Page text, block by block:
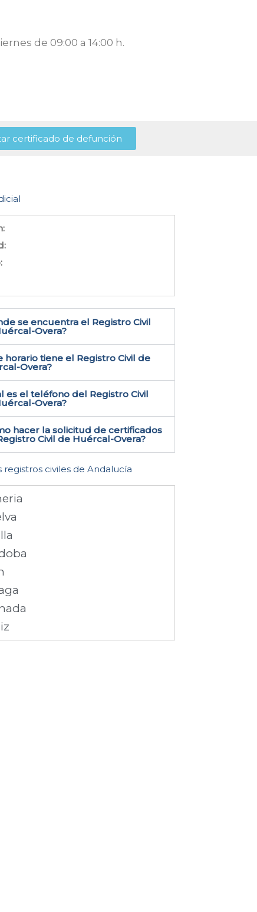
de 09:00 a 14:00 h.
certificado de defunción
se encuentra el Registro Civil
Overa​?
horario tiene el Registro Civil de
Overa?
es el teléfono del Registro Civil
Overa​?
hacer la solicitud de certificados
Civil de Huércal-Overa​?
registros civiles de Andalucía